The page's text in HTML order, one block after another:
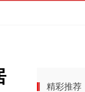
精彩推荐